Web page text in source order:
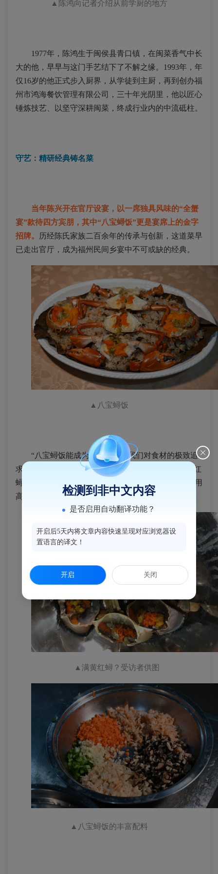
▲ 陈鸿向记者介绍从前学厨的地方
1977年，陈鸿生于闽侯县青口镇，在闽菜香气中长
大的他，早早与这门手艺结下了不解之缘。 1993年，年
仅16岁的他正式步入厨界，从学徒到主厨，再到创办福
州市鸿海餐饮管理有限公司，三十年光阴里，他以匠心
锤炼技艺、以坚守深耕闽菜，终成行业内的中流砥柱。
守艺：精研经典铸名菜
当年陈兴开在官厅设宴，以一席独具风味的“全蟹
宴”款待四方宾朋，其中“八宝蟳饭”更是宴席上的金字
招牌。
历经陈氏家族二百余年的传承与创新，这道菜早
已走出官厅，成为福州民间乡宴中不可或缺的经典。
▲ 八宝蟳饭
“八宝蟳饭能成为经典，在于我们对食材的极致追
求和对传统工艺的坚守。”陈鸿介绍，“我们选用的
母红
蟳
产自福建沿海 ，肉质鲜美、营养丰富。而糯米则采用
高山单季稻，这样蒸出来的米饭才更加软糯香甜。”
▲满黄红蟳 ？ 受访者供图
▲ 八宝蟳饭的丰富配料
检测到非中文内容
是否启用自动翻译功能？
开启后5天内将文章内容快速呈现对应浏览器设
置语言的译文！
开启 关闭